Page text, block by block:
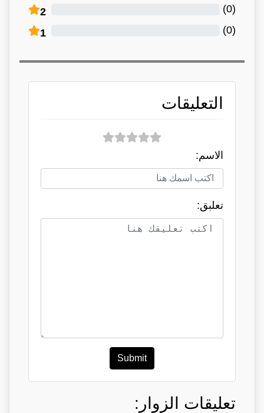
2 (
0
)
1 (
0
)
التعليقات
الاسم:
تعلبق:
Submit
تعليقات الزوار: